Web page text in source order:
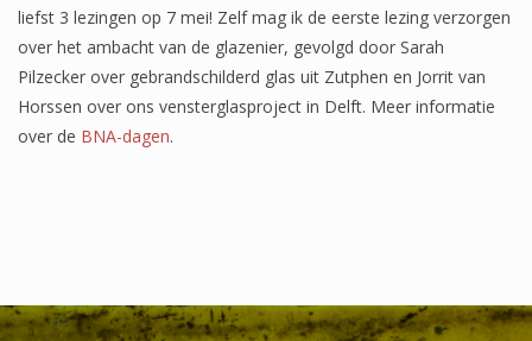
Teksten
Onbeschilderd glas
Literatuurlijst
liefst 3 lezingen op 7 mei! Zelf mag ik de eerste lezing verzorgen
over het ambacht van de glazenier, gevolgd door Sarah
Pilzecker over gebrandschilderd glas uit Zutphen en Jorrit van
Horssen over ons vensterglasproject in Delft. Meer informatie
over de BNA-dagen.